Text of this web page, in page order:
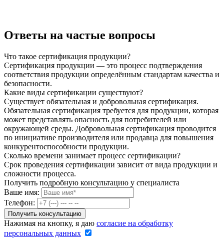
Ответы на частые вопросы
Что такое сертификация продукции?
Сертификация продукции — это процесс подтверждения
соответствия продукции определённым стандартам качества и
безопасности.
Какие виды сертификации существуют?
Существует обязательная и добровольная сертификация.
Обязательная сертификация требуется для продукции, которая
может представлять опасность для потребителей или
окружающей среды. Добровольная сертификация проводится
по инициативе производителя или продавца для повышения
конкурентоспособности продукции.
Сколько времени занимает процесс сертификации?
Срок проведения сертификации зависит от вида продукции и
сложности процесса.
Получить подробную консультацию у специалиста
Ваше имя:
Телефон:
Нажимая на кнопку, я даю согласие на обработку
персональных данных